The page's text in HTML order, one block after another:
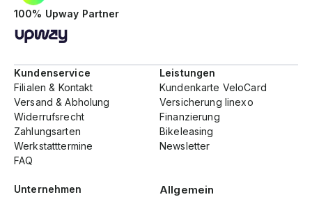
100% Upway Partner
Kundenservice
Filialen & Kontakt
Versand & Abholung
Widerrufsrecht
Zahlungsarten
Werkstatttermine
FAQ
Leistungen
Kundenkarte VeloCard
Versicherung linexo
Finanzierung
Bikeleasing
Newsletter
Unternehmen
Allgemein